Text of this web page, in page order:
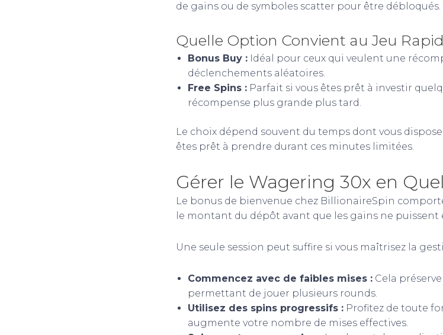
de gains ou de symboles scatter pour être débloqués.
Quelle Option Convient au Jeu
Bonus Buy : Idéal pour ceux qui veulent une
déclenchements aléatoires.
Free Spins : Parfait si vous êtes prêt à investir
récompense plus grande plus tard.
Le choix dépend souvent du temps dont vous
êtes prêt à prendre durant ces minutes limitées.
Gérer le Wagering 30x en
Le bonus de bienvenue chez BillionaireSpin
le montant du dépôt avant que les gains ne puissent
Une seule session peut suffire si vous maîtrisez la
Commencez avec de faibles mises : Cela
permettant de jouer plusieurs rounds.
Utilisez des spins progressifs : Profitez de toute
augmente votre nombre de mises effectives.